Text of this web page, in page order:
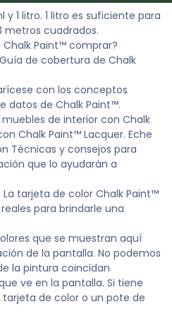
y 1 litro. 1 litro es suficiente para
metros cuadrados.
Paint™ comprar?
de cobertura de Chalk
con los conceptos
datos de Chalk Paint™.
de interior con Chalk
Chalk Paint™ Lacquer. Eche
Técnicas y consejos para
que lo ayudarán a
tarjeta de color Chalk Paint™
para brindarle una
que se muestran aquí
de la pantalla. No podemos
la pintura coincidan
ve en la pantalla. Si tiene
de color o un pote de